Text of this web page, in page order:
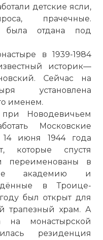
детские ясли,
прачечные.
была отдана под
в 1939-1984
историк—
Сейчас на
установлена
именем.
Новодевичьем
Московские
14 июня 1944 года
которые спустя
переименованы в
академию и
в Троице-
был открыт для
трапезный храм. А
монастырской
резиденция
Лицевого
половина XVI
князем Василием
Смоленской
«Одигитрия» —
в
На протяжении
местом
особ женского